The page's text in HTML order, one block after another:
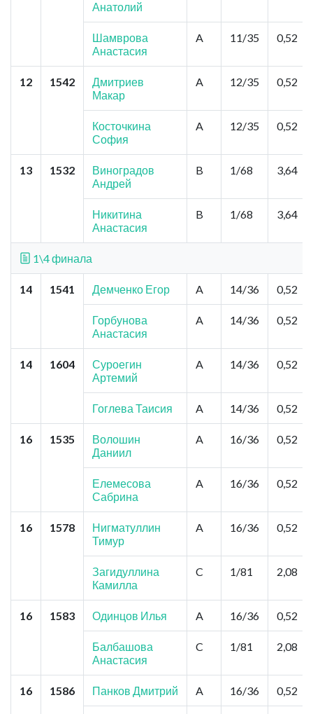
Анатолий
Шамврова
Анастасия
A 11/35 0,52
12 1542
Дмитриев
Макар
A 12/35 0,52
Косточкина
София
A 12/35 0,52
13 1532
Виноградов
Андрей
B 1/68 3,64
Никитина
Анастасия
B 1/68 3,64
1\4 финала
14 1541 Демченко Егор A 14/36 0,52
Горбунова
Анастасия
A 14/36 0,52
14 1604
Суроегин
Артемий
A 14/36 0,52
Гоглева Таисия A 14/36 0,52
16 1535
Волошин
Даниил
A 16/36 0,52
Елемесова
Сабрина
A 16/36 0,52
16 1578
Нигматуллин
Тимур
A 16/36 0,52
Загидуллина
Камилла
C 1/81 2,08
16 1583 Одинцов Илья A 16/36 0,52
Балбашова
Анастасия
C 1/81 2,08
16 1586 Панков Дмитрий A 16/36 0,52